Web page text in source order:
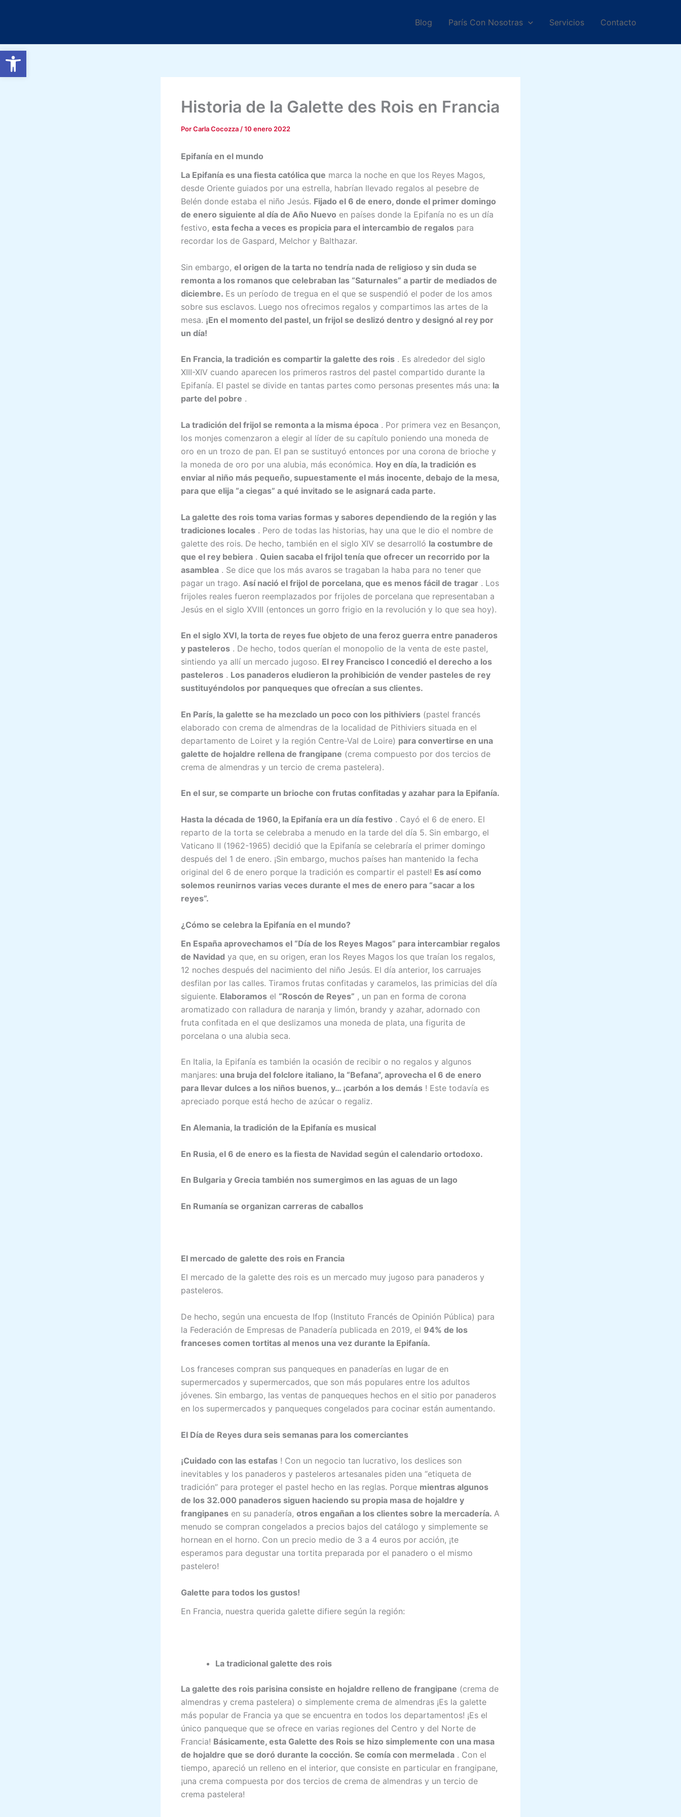
Abrir barra de herramientas
Blog París Con Nosotras Servicios Contacto
Historia de la Galette des Rois en Francia
PorCarla Cocozza /10 enero 2022
Epifanía en el mundo
La Epifanía es una fiesta católica que marca la noche en que los Reyes Magos,
desde Oriente guiados por una estrella, habrían llevado regalos al pesebre de
Belén donde estaba el niño Jesús. Fijado el 6 de enero, donde el primer domingo
de enero siguiente al día de Año Nuevo en países donde la Epifanía no es un día
festivo, esta fecha a veces es propicia para el intercambio de regalos para
recordar los de Gaspard, Melchor y Balthazar.
Sin embargo, el origen de la tarta no tendría nada de religioso y sin duda se
remonta a los romanos que celebraban las “Saturnales” a partir de mediados de
diciembre. Es un período de tregua en el que se suspendió el poder de los amos
sobre sus esclavos. Luego nos ofrecimos regalos y compartimos las artes de la
mesa. ¡En el momento del pastel, un frijol se deslizó dentro y designó al rey por
un día!
En Francia, la tradición es compartir la galette des rois . Es alrededor del siglo
XIII-XIV cuando aparecen los primeros rastros del pastel compartido durante la
Epifanía. El pastel se divide en tantas partes como personas presentes más una: la
parte del pobre .
La tradición del frijol se remonta a la misma época . Por primera vez en Besançon,
los monjes comenzaron a elegir al líder de su capítulo poniendo una moneda de
oro en un trozo de pan. El pan se sustituyó entonces por una corona de brioche y
la moneda de oro por una alubia, más económica. Hoy en día, la tradición es
enviar al niño más pequeño, supuestamente el más inocente, debajo de la mesa,
para que elija “a ciegas” a qué invitado se le asignará cada parte.
La galette des rois toma varias formas y sabores dependiendo de la región y las
tradiciones locales . Pero de todas las historias, hay una que le dio el nombre de
galette des rois. De hecho, también en el siglo XIV se desarrolló la costumbre de
que el rey bebiera . Quien sacaba el frijol tenía que ofrecer un recorrido por la
asamblea . Se dice que los más avaros se tragaban la haba para no tener que
pagar un trago. Así nació el frijol de porcelana, que es menos fácil de tragar . Los
frijoles reales fueron reemplazados por frijoles de porcelana que representaban a
Jesús en el siglo XVIII (entonces un gorro frigio en la revolución y lo que sea hoy).
En el siglo XVI, la torta de reyes fue objeto de una feroz guerra entre panaderos
y pasteleros . De hecho, todos querían el monopolio de la venta de este pastel,
sintiendo ya allí un mercado jugoso. El rey Francisco I concedió el derecho a los
pasteleros . Los panaderos eludieron la prohibición de vender pasteles de rey
sustituyéndolos por panqueques que ofrecían a sus clientes.
En París, la galette se ha mezclado un poco con los pithiviers (pastel francés
elaborado con crema de almendras de la localidad de Pithiviers situada en el
departamento de Loiret y la región Centre-Val de Loire) para convertirse en una
galette de hojaldre rellena de frangipane (crema compuesto por dos tercios de
crema de almendras y un tercio de crema pastelera).
En el sur, se comparte un brioche con frutas confitadas y azahar para la Epifanía.
Hasta la década de 1960, la Epifanía era un día festivo . Cayó el 6 de enero. El
reparto de la torta se celebraba a menudo en la tarde del día 5. Sin embargo, el
Vaticano II (1962-1965) decidió que la Epifanía se celebraría el primer domingo
después del 1 de enero. ¡Sin embargo, muchos países han mantenido la fecha
original del 6 de enero porque la tradición es compartir el pastel! Es así como
solemos reunirnos varias veces durante el mes de enero para “sacar a los
reyes”.
¿Cómo se celebra la Epifanía en el mundo?
En España aprovechamos el “Día de los Reyes Magos” para intercambiar regalos
de Navidad ya que, en su origen, eran los Reyes Magos los que traían los regalos,
12 noches después del nacimiento del niño Jesús. El día anterior, los carruajes
desfilan por las calles. Tiramos frutas confitadas y caramelos, las primicias del día
siguiente. Elaboramos el “Roscón de Reyes” , un pan en forma de corona
aromatizado con ralladura de naranja y limón, brandy y azahar, adornado con
fruta confitada en el que deslizamos una moneda de plata, una figurita de
porcelana o una alubia seca.
En Italia, la Epifanía es también la ocasión de recibir o no regalos y algunos
manjares: una bruja del folclore italiano, la “Befana”, aprovecha el 6 de enero
para llevar dulces a los niños buenos, y… ¡carbón a los demás ! Este todavía es
apreciado porque está hecho de azúcar o regaliz.
En Alemania, la tradición de la Epifanía es musical
En Rusia, el 6 de enero es la fiesta de Navidad según el calendario ortodoxo.
En Bulgaria y Grecia también nos sumergimos en las aguas de un lago
En Rumanía se organizan carreras de caballos
El mercado de galette des rois en Francia
El mercado de la galette des rois es un mercado muy jugoso para panaderos y
pasteleros.
De hecho, según una encuesta de Ifop (Instituto Francés de Opinión Pública) para
la Federación de Empresas de Panadería publicada en 2019, el 94% de los
franceses comen tortitas al menos una vez durante la Epifanía.
Los franceses compran sus panqueques en panaderías en lugar de en
supermercados y supermercados, que son más populares entre los adultos
jóvenes. Sin embargo, las ventas de panqueques hechos en el sitio por panaderos
en los supermercados y panqueques congelados para cocinar están aumentando.
El Día de Reyes dura seis semanas para los comerciantes
¡Cuidado con las estafas ! Con un negocio tan lucrativo, los deslices son
inevitables y los panaderos y pasteleros artesanales piden una “etiqueta de
tradición” para proteger el pastel hecho en las reglas. Porque mientras algunos
de los 32.000 panaderos siguen haciendo su propia masa de hojaldre y
frangipanes en su panadería, otros engañan a los clientes sobre la mercadería. A
menudo se compran congelados a precios bajos del catálogo y simplemente se
hornean en el horno. Con un precio medio de 3 a 4 euros por acción, ¡te
esperamos para degustar una tortita preparada por el panadero o el mismo
pastelero!
Galette para todos los gustos!
En Francia, nuestra querida galette difiere según la región:
La tradicional galette des rois
La galette des rois parisina consiste en hojaldre relleno de frangipane (crema de
almendras y crema pastelera) o simplemente crema de almendras ¡Es la galette
más popular de Francia ya que se encuentra en todos los departamentos! ¡Es el
único panqueque que se ofrece en varias regiones del Centro y del Norte de
Francia! Básicamente, esta Galette des Rois se hizo simplemente con una masa
de hojaldre que se doró durante la cocción. Se comía con mermelada . Con el
tiempo, apareció un relleno en el interior, que consiste en particular en frangipane,
¡una crema compuesta por dos tercios de crema de almendras y un tercio de
crema pastelera!